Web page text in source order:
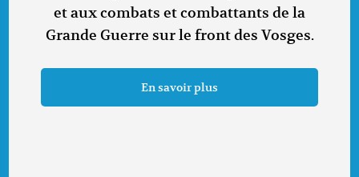
et aux combats et combattants de la
Grande Guerre sur le front des Vosges.
En savoir plus